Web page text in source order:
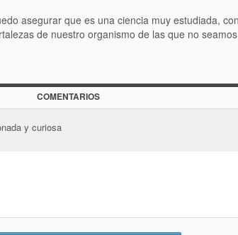
asegurar que es una ciencia muy estudiada,
de nuestro organismo de las que no
COMENTARIOS
y curiosa